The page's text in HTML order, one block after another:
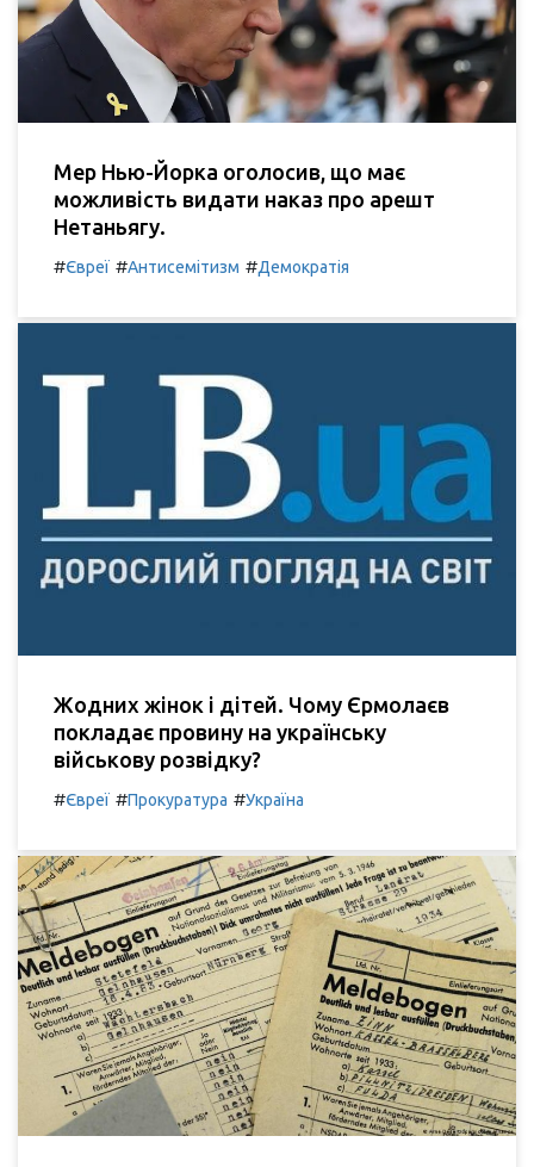
Мер Нью-Йорка оголосив, що має
можливість видати наказ про арешт
Нетаньягу.
#Євреї #Антисемітизм #Демократія
Жодних жінок і дітей. Чому Єрмолаєв
покладає провину на українську
військову розвідку?
#Євреї #Прокуратура #Україна